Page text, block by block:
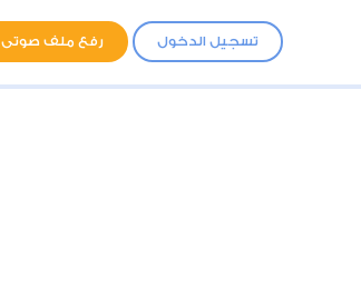
تسجيل الدخول رفع ملف صوتى